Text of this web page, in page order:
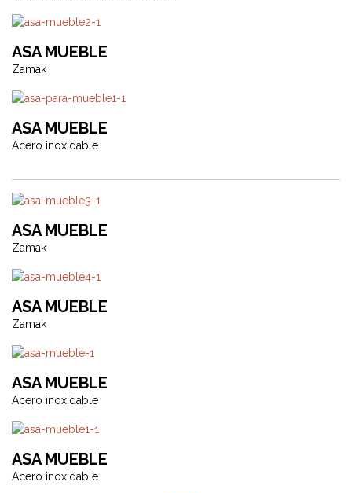
ASA MUEBLE
Zamak
ASA MUEBLE
Acero inoxidable
ASA MUEBLE
Zamak
ASA MUEBLE
Zamak
ASA MUEBLE
Acero inoxidable
ASA MUEBLE
Acero inoxidable